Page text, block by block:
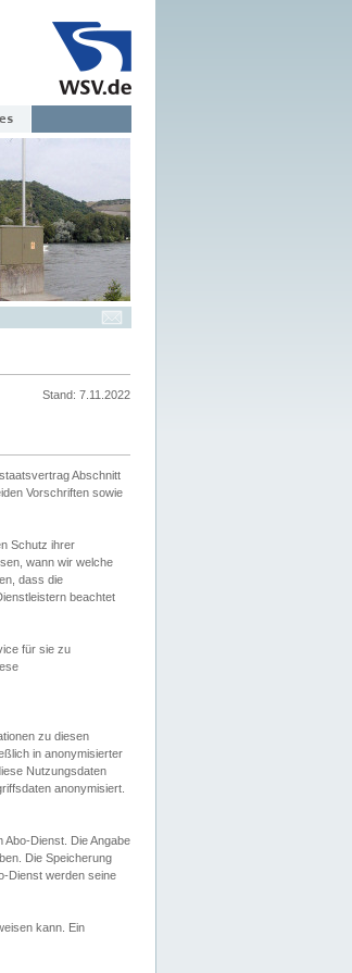
Stand: 7.11.2022
Abschnitt
Vorschriften sowie
Schutz ihrer
wann wir welche
dass die
beachtet
für sie zu
zu diesen
in anonymisierter
Nutzungsdaten
anonymisiert.
Abo-Dienst. Die Angabe
Die Speicherung
Dienst werden seine
kann. Ein